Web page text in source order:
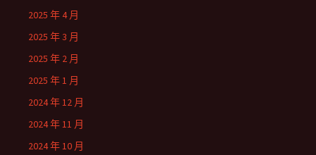
2025 年 4 月
2025 年 3 月
2025 年 2 月
2025 年 1 月
2024 年 12 月
2024 年 11 月
2024 年 10 月